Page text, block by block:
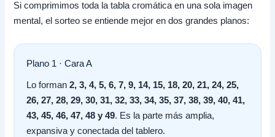
Si comprimimos toda la tabla cromática en una sola imagen
mental, el sorteo se entiende mejor en dos grandes planos:
Plano 1 · Cara A
Lo forman2, 3, 4, 5, 6, 7, 9, 14, 15, 18, 20, 21, 24, 25,
26, 27, 28, 29, 30, 31, 32, 33, 34, 35, 37, 38, 39, 40, 41,
43, 45, 46, 47, 48 y 49. Es la parte más amplia,
expansiva y conectada del tablero.